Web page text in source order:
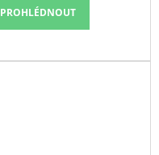
PROHLÉDNOUT